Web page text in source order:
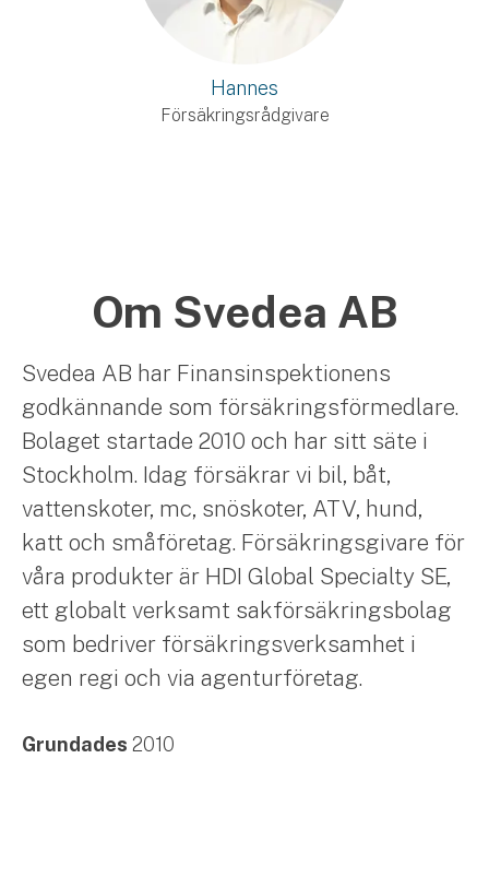
Hannes
Försäkringsrådgivare
Om Svedea AB
Svedea AB har Finansinspektionens
godkännande som försäkringsförmedlare.
Bolaget startade 2010 och har sitt säte i
Stockholm. Idag försäkrar vi bil, båt,
vattenskoter, mc, snöskoter, ATV, hund,
katt och småföretag. Försäkringsgivare för
våra produkter är HDI Global Specialty SE,
ett globalt verksamt sakförsäkringsbolag
som bedriver försäkringsverksamhet i
egen regi och via agenturföretag.
Grundades 2010